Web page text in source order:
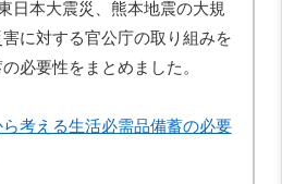
日本大震災、熊本地震の大規
に対する官公庁の取り組みを
必要性をまとめました。
ら考える生活必需品備蓄の必要